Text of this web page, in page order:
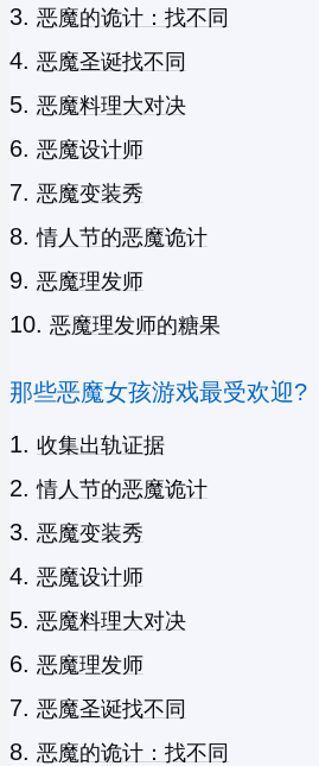
恶魔的诡计：找不同
恶魔圣诞找不同
恶魔料理大对决
恶魔设计师
恶魔变装秀
情人节的恶魔诡计
恶魔理发师
恶魔理发师的糖果
那些恶魔女孩游戏最受欢迎?
收集出轨证据
情人节的恶魔诡计
恶魔变装秀
恶魔设计师
恶魔料理大对决
恶魔理发师
恶魔圣诞找不同
恶魔的诡计：找不同